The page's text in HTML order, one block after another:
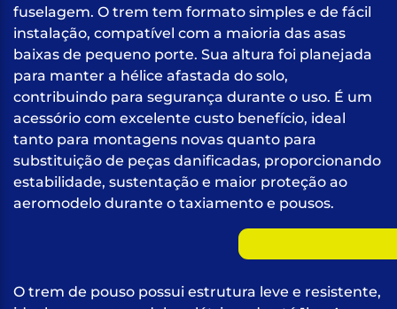
fuselagem. O trem tem formato simples e de fácil
instalação, compatível com a maioria das asas
baixas de pequeno porte. Sua altura foi planejada
para manter a hélice afastada do solo,
contribuindo para segurança durante o uso. É um
acessório com excelente custo benefício, ideal
tanto para montagens novas quanto para
substituição de peças danificadas, proporcionando
estabilidade, sustentação e maior proteção ao
aeromodelo durante o taxiamento e pousos.
O trem de pouso possui estrutura leve e resistente,